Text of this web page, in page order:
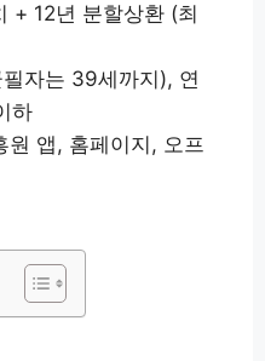
+ 12년 분할상환 (최
자는 39세까지), 연
하
원 앱, 홈페이지, 오프